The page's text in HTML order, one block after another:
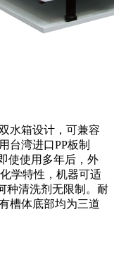
水箱设计，可兼容
台湾进口PP板制
使使用多年后，外
学特性，机器可适
种清洗剂无限制。耐
槽体底部均为三道